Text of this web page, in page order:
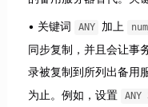
关键词 ANY 加上
同步复制，并且会让事
录被复制到所列出备用
为止。例如，设置